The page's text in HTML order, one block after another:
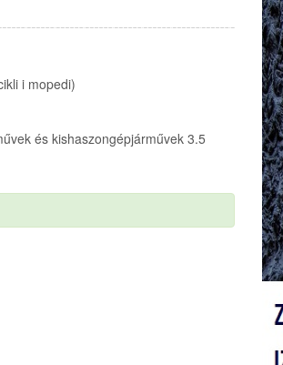
i mopedi)
és kishaszongépjárművek 3.5